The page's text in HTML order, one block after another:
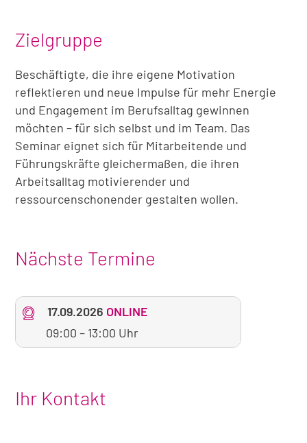
Zielgruppe
Beschäftigte, die ihre eigene Motivation
reflektieren und neue Impulse für mehr Energie
und Engagement im Berufsalltag gewinnen
möchten – für sich selbst und im Team. Das
Seminar eignet sich für Mitarbeitende und
Führungskräfte gleichermaßen, die ihren
Arbeitsalltag motivierender und
ressourcenschonender gestalten wollen.
Nächste Termine
17.09.2026 ONLINE
09:00– 13:00 Uhr
Ihr Kontakt